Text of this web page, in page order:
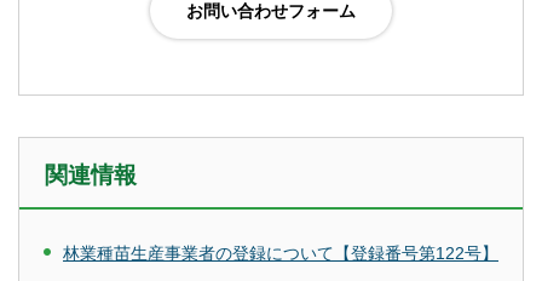
関連情報
林業種苗生産事業者の登録について【登録番号第122号】